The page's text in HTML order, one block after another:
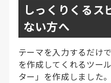
しっくりくるス
ない方へ
テーマを入力するだけ
を作成してくれるツー
ター」を作成しました。